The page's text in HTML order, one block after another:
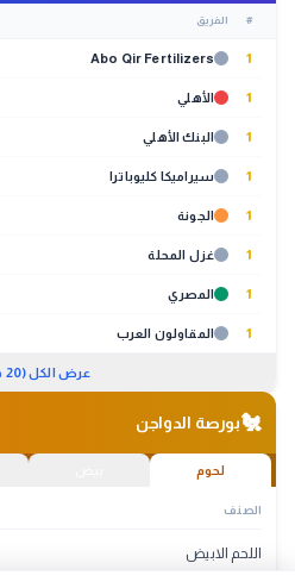
# الفريق
1
Abo Qir Fertilizers
1 الأهلي
1 البنك الأهلي
1 سيراميكا كليوباترا
1 الجونة
1 غزل المحلة
1 المصري
1 المقاولون العرب
عرض الكل (20 فريق)
🐔بورصة الدواجن
لحوم
الصنف
اللحم الابيض